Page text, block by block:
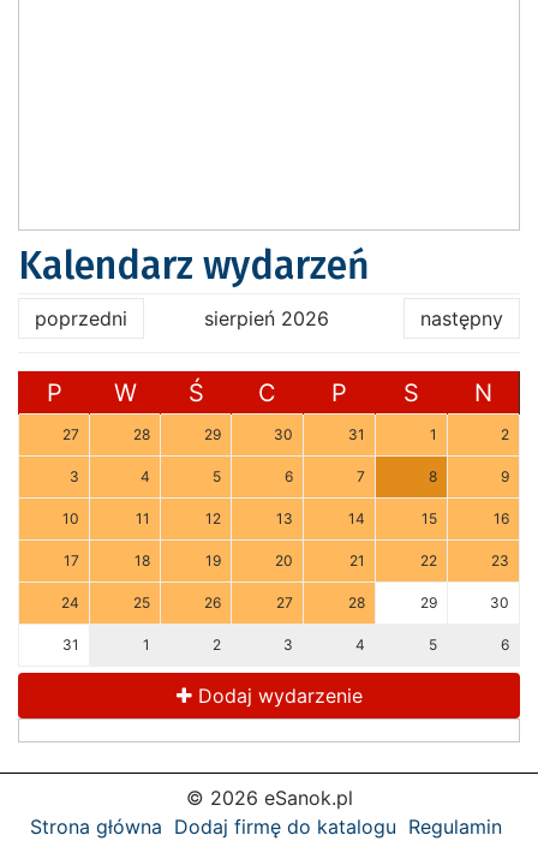
Kalendarz wydarzeń
poprzedni sierpień 2026 następny
P W Ś C P S N
27 28 29 30 31 1 2
3 4 5 6 7 8 9
10 11 12 13 14 15 16
17 18 19 20 21 22 23
24 25 26 27 28 29 30
31 1 2 3 4 5 6
Dodaj wydarzenie
© 2026 eSanok.pl
Strona główna Dodaj firmę do katalogu Regulamin